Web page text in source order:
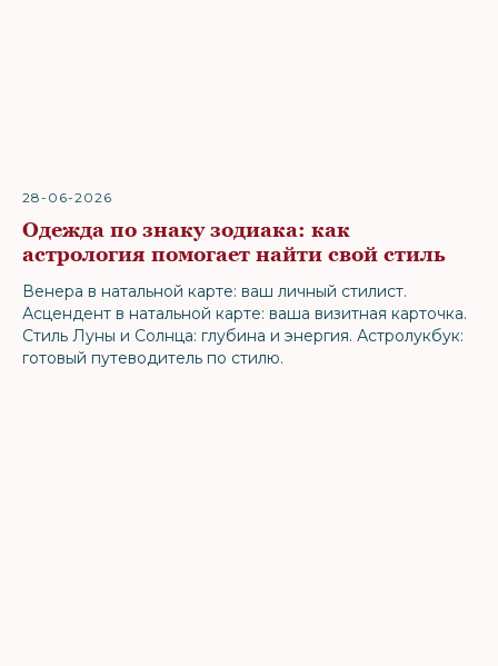
28-06-2026
Одежда по знаку зодиака: как
астрология помогает найти свой стиль
Венера в натальной карте: ваш личный стилист.
Асцендент в натальной карте: ваша визитная карточка.
Стиль Луны и Солнца: глубина и энергия. Астролукбук:
готовый путеводитель по стилю.